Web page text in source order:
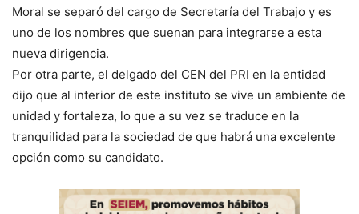
Moral se separó del cargo de Secretaría del Trabajo y es
uno de los nombres que suenan para integrarse a esta
nueva dirigencia.
Por otra parte, el delgado del CEN del PRI en la entidad
dijo que al interior de este instituto se vive un ambiente de
unidad y fortaleza, lo que a su vez se traduce en la
tranquilidad para la sociedad de que habrá una excelente
opción como su candidato.